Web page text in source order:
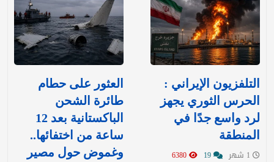
التلفزيون الإيراني :
الحرس الثوري يجهز
لرد واسع جدًا في
المنطقة
العثور على حطام
طائرة الشحن
الباكستانية بعد 12
ساعة من اختفائها..
وغموض حول مصير